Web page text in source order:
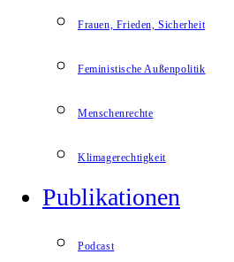
Frauen, Frieden, Sicherheit
Feministische Außenpolitik
Menschenrechte
Klimagerechtigkeit
Publikationen
Podcast